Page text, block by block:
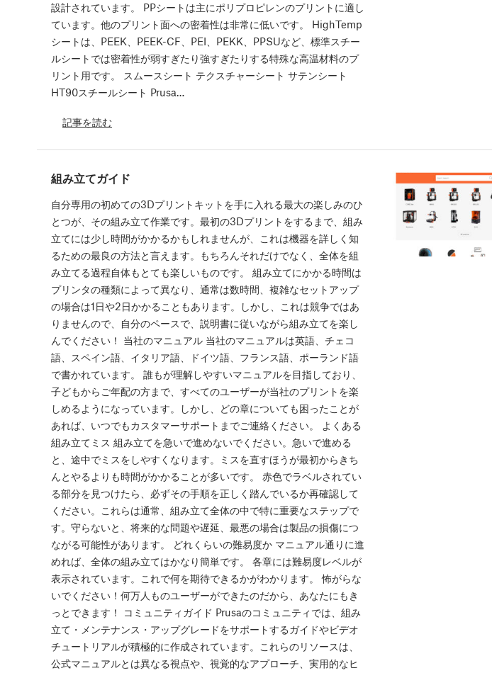
設計されています。 PPシートは主にポリプロピレンのプリントに適し
ています。他のプリント面への密着性は非常に低いです。 HighTemp
シートは、PEEK、PEEK-CF、PEI、PEKK、PPSUなど、標準スチー
ルシートでは密着性が弱すぎたり強すぎたりする特殊な高温材料のプ
リント用です。 スムースシート テクスチャーシート サテンシート
HT90スチールシート Prusa…
記事を読む
組み立てガイド
自分専用の初めての3Dプリントキットを手に入れる最大の楽しみのひ
とつが、その組み立て作業です。最初の3Dプリントをするまで、組み
立てには少し時間がかかるかもしれませんが、これは機器を詳しく知
るための最良の方法と言えます。もちろんそれだけでなく、全体を組
み立てる過程自体もとても楽しいものです。 組み立てにかかる時間は
プリンタの種類によって異なり、通常は数時間、複雑なセットアップ
の場合は1日や2日かかることもあります。しかし、これは競争ではあ
りませんので、自分のペースで、説明書に従いながら組み立てを楽し
んでください！ 当社のマニュアル 当社のマニュアルは英語、チェコ
語、スペイン語、イタリア語、ドイツ語、フランス語、ポーランド語
で書かれています。 誰もが理解しやすいマニュアルを目指しており、
子どもからご年配の方まで、すべてのユーザーが当社のプリントを楽
しめるようになっています。しかし、どの章についても困ったことが
あれば、いつでもカスタマーサポートまでご連絡ください。 よくある
組み立てミス 組み立てを急いで進めないでください。急いで進める
と、途中でミスをしやすくなります。ミスを直すほうが最初からきち
んとやるよりも時間がかかることが多いです。 赤色でラベルされてい
る部分を見つけたら、必ずその手順を正しく踏んでいるか再確認して
ください。これらは通常、組み立て全体の中で特に重要なステップで
す。守らないと、将来的な問題や遅延、最悪の場合は製品の損傷につ
ながる可能性があります。 どれくらいの難易度か マニュアル通りに進
めれば、全体の組み立てはかなり簡単です。 各章には難易度レベルが
表示されています。これで何を期待できるかがわかります。 怖がらな
いでください！何万人ものユーザーができたのだから、あなたにもき
っとできます！ コミュニティガイド Prusaのコミュニティでは、組み
立て・メンテナンス・アップグレードをサポートするガイドやビデオ
チュートリアルが積極的に作成されています。これらのリソースは、
公式マニュアルとは異なる視点や、視覚的なアプローチ、実用的なヒ